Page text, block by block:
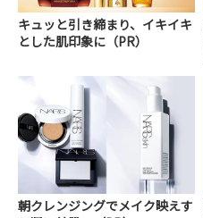
キュッと引き締まり、イキイキ
とした肌印象に（PR）
朝クレンジングでメイク映えす